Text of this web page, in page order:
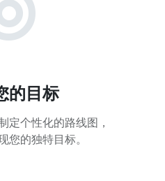
的目标
定个性化的路线图，
您的独特目标。